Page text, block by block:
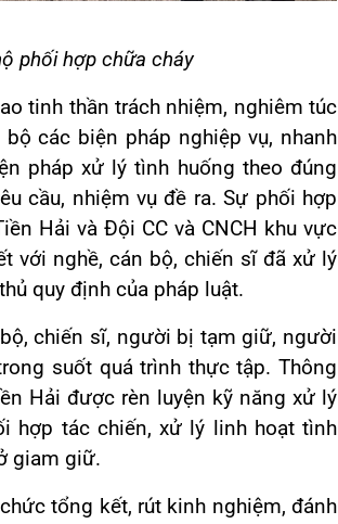
phối hợp chữa cháy
tinh thần trách nhiệm, nghiêm túc
các biện pháp nghiệp vụ, nhanh
pháp xử lý tình huống theo đúng
cầu, nhiệm vụ đề ra. Sự phối hợp
Hải và Đội CC và CNCH khu vực
với nghề, cán bộ, chiến sĩ đã xử lý
quy định của pháp luật.
chiến sĩ, người bị tạm giữ, người
suốt quá trình thực tập. Thông
Hải được rèn luyện kỹ năng xử lý
hợp tác chiến, xử lý linh hoạt tình
giam giữ.
tổng kết, rút kinh nghiệm, đánh